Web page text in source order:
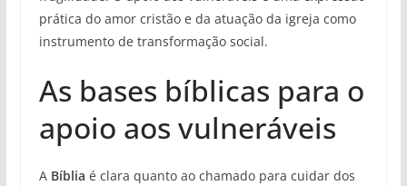
prática do amor cristão e da atuação da igreja como
instrumento de transformação social.
As bases bíblicas para o
apoio aos vulneráveis
A Bíblia é clara quanto ao chamado para cuidar dos